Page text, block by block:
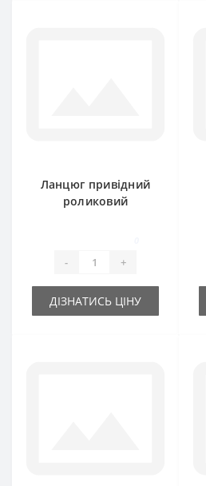
Ланцюг привідний
роликовий
- +
ДІЗНАТИСЬ ЦІНУ